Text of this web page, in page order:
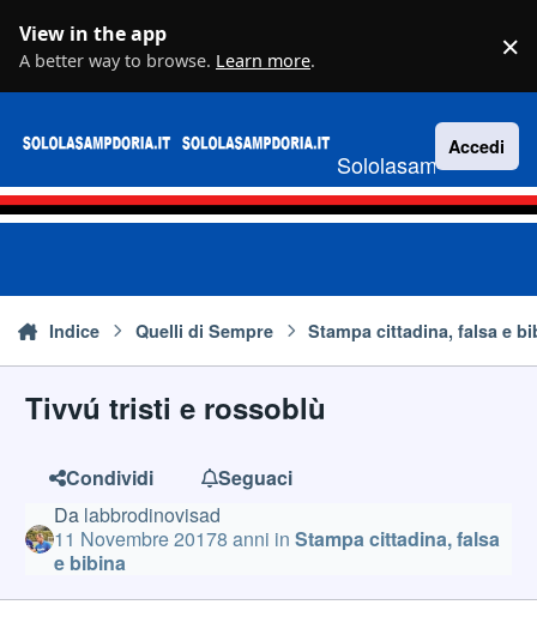
View in the app
A better way to browse. Learn more. ×
Sololasampdoria.it
Accedi
Indice Quelli di Sempre Stampa cittadina, falsa e
Tivvú tristi e rossoblù
Condividi
Seguaci
Da labbrodinovisad
11 Novembre 20178 anni in Stampa cittadina, falsa
e bibina